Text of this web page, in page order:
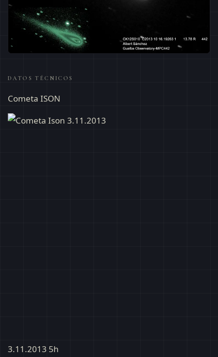
DATOS TÉCNICOS
Cometa ISON
3.11.2013 5h